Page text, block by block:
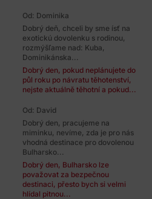
Od: Dominika
Dobrý deň, chceli by sme ísť na
exotickú dovolenku s rodinou,
rozmýšľame nad: Kuba,
Dominikánska...
Dobrý den, pokud neplánujete do
půl roku po návratu těhotenství,
nejste aktuálně těhotní a pokud...
Od: David
Dobrý den, pracujeme na
miminku, nevíme, zda je pro nás
vhodná destinace pro dovolenou
Bulharsko...
Dobrý den, Bulharsko lze
považovat za bezpečnou
destinaci, přesto bych si velmi
hlídal pitnou...